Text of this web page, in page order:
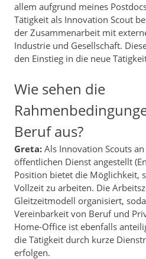
allem aufgrund meines
Tätigkeit als Innovation Scout
der Zusammenarbeit mit
Industrie und Gesellschaft.
den Einstieg in die neue
Wie sehen die
Beruf aus?
Greta:Als Innovation Scouts
öffentlichen Dienst angestellt
Position bietet die Möglichkeit,
Vollzeit zu arbeiten. Die
Gleitzeitmodell organisiert,
Vereinbarkeit von Beruf und
Home-Office ist ebenfalls
die Tätigkeit durch kurze
erfolgen.